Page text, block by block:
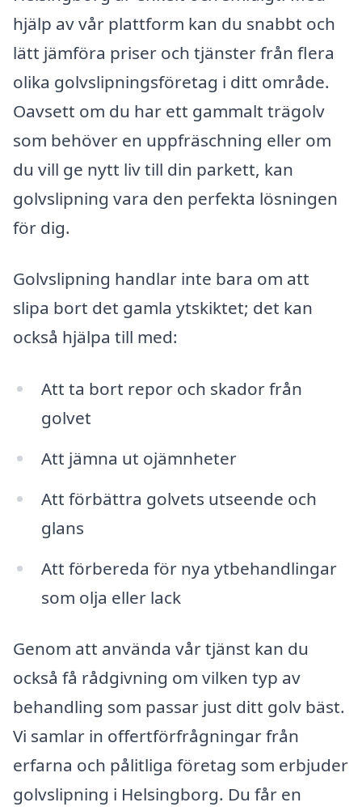
hjälp av vår plattform kan du snabbt och
lätt jämföra priser och tjänster från flera
olika golvslipningsföretag i ditt område.
Oavsett om du har ett gammalt trägolv
som behöver en uppfräschning eller om
du vill ge nytt liv till din parkett, kan
golvslipning vara den perfekta lösningen
för dig.
Golvslipning handlar inte bara om att
slipa bort det gamla ytskiktet; det kan
också hjälpa till med:
Att ta bort repor och skador från
golvet
Att jämna ut ojämnheter
Att förbättra golvets utseende och
glans
Att förbereda för nya ytbehandlingar
som olja eller lack
Genom att använda vår tjänst kan du
också få rådgivning om vilken typ av
behandling som passar just ditt golv bäst.
Vi samlar in offertförfrågningar från
erfarna och pålitliga företag som erbjuder
golvslipning i Helsingborg. Du får en